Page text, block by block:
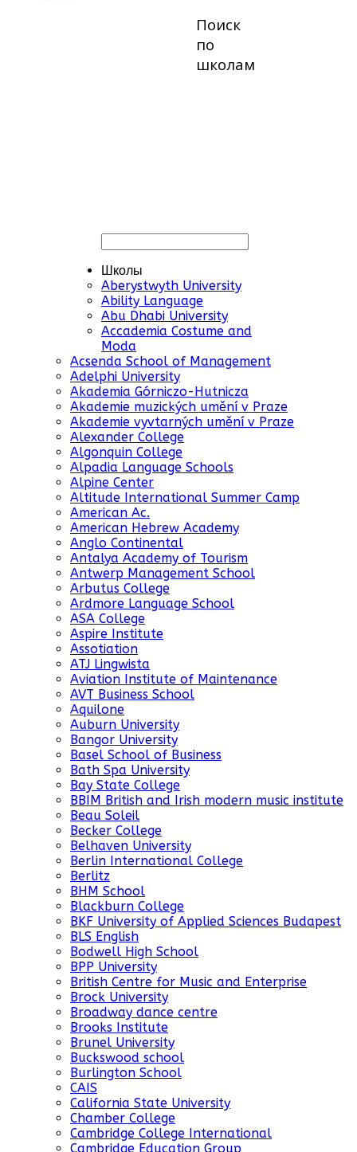
Поиск
по
школам
Школы
Aberystwyth University
Ability Language
Abu Dhabi University
Accademia Costume and
Moda
Acsenda School of Management
Adelphi University
Akademia Górniczo-Hutnicza
Akademie muzických umění v Praze
Akademie vyvtarných umění v Praze
Alexander College
Algonquin College
Alpadia Language Schools
Alpine Center
Altitude International Summer Camp
American Ac.
American Hebrew Academy
Anglo Continental
Antalya Academy of Tourism
Antwerp Management School
Arbutus College
Ardmore Language School
ASA College
Aspire Institute
Assotiation
ATJ Lingwista
Aviation Institute of Maintenance
AVT Business School
Aquilone
Auburn University
Bangor University
Basel School of Business
Bath Spa University
Bay State College
BBIM British and Irish modern music institute
Beau Soleil
Becker College
Belhaven University
Berlin International College
Berlitz
BHM School
Blackburn College
BKF University of Applied Sciences Budapest
BLS English
Bodwell High School
BPP University
British Centre for Music and Enterprise
Brock University
Broadway dance centre
Brooks Institute
Brunel University
Buckswood school
Burlington School
CAIS
California State University
Chamber College
Cambridge College International
Cambridge Education Group